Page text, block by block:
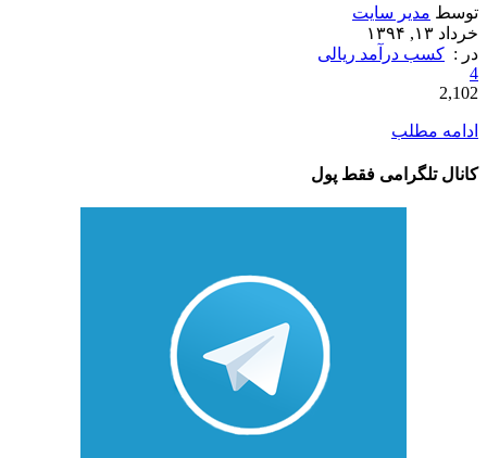
توسط مدیر سایت
خرداد ۱۳, ۱۳۹۴
در : کسب درآمد ریالی
4
2,102
ادامه مطلب
کانال تلگرامی فقط پول